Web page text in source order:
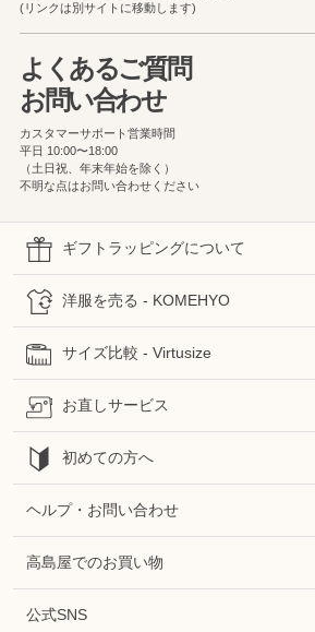
(リンクは別サイトに移動します)
よくあるご質問
お問い合わせ
カスタマーサポート営業時間
平日 10:00〜18:00
（土日祝、年末年始を除く）
不明な点はお問い合わせください
ギフトラッピングについて
洋服を売る - KOMEHYO
サイズ比較 - Virtusize
お直しサービス
初めての方へ
ヘルプ・お問い合わせ
高島屋でのお買い物
公式SNS